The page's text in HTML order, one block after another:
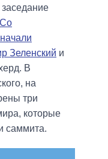
Со
Зеленский и
В
на
три
которые
саммита.